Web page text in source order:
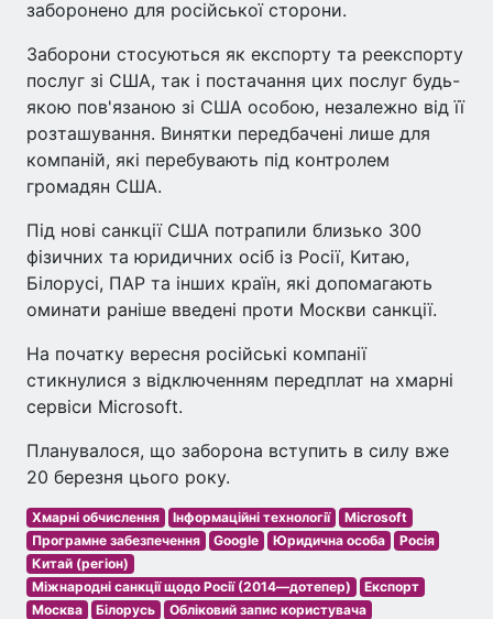
заборонено для російської сторони.
Заборони стосуються як експорту та реекспорту
послуг зі США, так і постачання цих послуг будь-
якою пов'язаною зі США особою, незалежно від її
розташування. Винятки передбачені лише для
компаній, які перебувають під контролем
громадян США.
Під нові санкції США потрапили близько 300
фізичних та юридичних осіб із Росії, Китаю,
Білорусі, ПАР та інших країн, які допомагають
оминати раніше введені проти Москви санкції.
На початку вересня російські компанії
стикнулися з відключенням передплат на хмарні
сервіси Microsoft.
Планувалося, що заборона вступить в силу вже
20 березня цього року.
Хмарні обчислення Інформаційні технології
Microsoft
Програмне забезпечення
Google Юридична особа
Росія
Китай (регіон)
Міжнародні санкції щодо Росії (2014—дотепер)
Експорт
Москва
Білорусь
Обліковий запис користувача